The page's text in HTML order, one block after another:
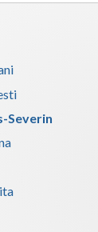
Severin